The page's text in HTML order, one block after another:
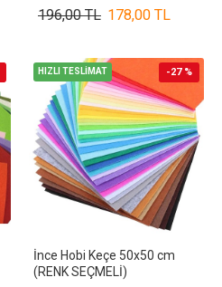
178,00 TL
196,00 TL
HIZLI TESLİMAT -27 %
İnce Hobi Keçe 50x50 cm
(RENK SEÇMELİ)